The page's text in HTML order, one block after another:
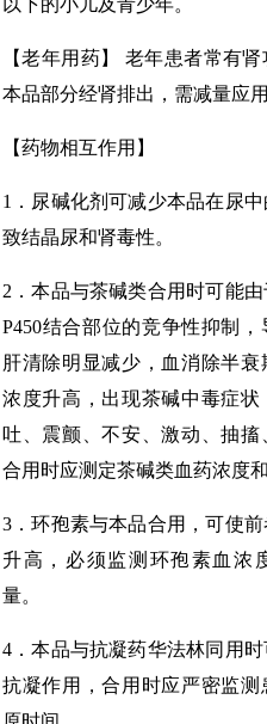
以下的小儿及青少年。
【老年用药】 老年患者常有
本品部分经肾排出，需减量应用
【药物相互作用】
1．尿碱化剂可减少本品在尿
致结晶尿和肾毒性。
2．本品与茶碱类合用时可能
P450结合部位的竞争性抑制
肝清除明显减少，血消除半衰
浓度升高，出现茶碱中毒症状
吐、震颤、不安、激动、抽搐
合用时应测定茶碱类血药浓度
3．环孢素与本品合用，可使
升高，必须监测环孢素血浓
量。
4．本品与抗凝药华法林同用
抗凝作用，合用时应严密监测